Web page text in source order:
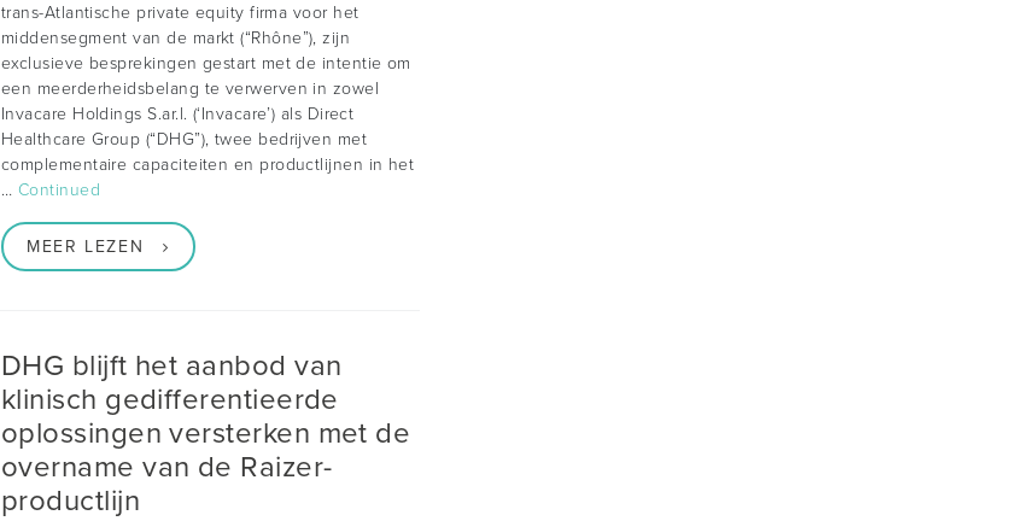
trans-Atlantische private equity firma voor het
middensegment van de markt (“Rhône”), zijn
exclusieve besprekingen gestart met de intentie om
een meerderheidsbelang te verwerven in zowel
Invacare Holdings S.ar.l. (‘Invacare’) als Direct
Healthcare Group (“DHG”), twee bedrijven met
complementaire capaciteiten en productlijnen in het
… Continued
MEER LEZEN
DHG blijft het aanbod van
klinisch gedifferentieerde
oplossingen versterken met de
overname van de Raizer-
productlijn